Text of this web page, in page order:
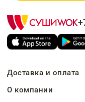
Доставка и оплата
О компании